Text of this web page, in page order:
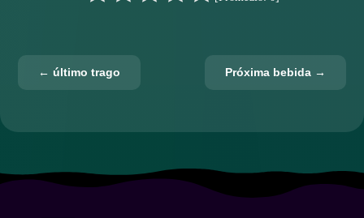
←último trago Próxima bebida→